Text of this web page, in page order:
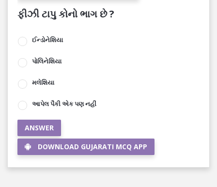
ફીઝી ટાપુ કોનો ભાગ છે ?
ઈન્ડોનેશિયા
પોલિનેશિયા
મલેશિયા
આપેલ પૈકી એક પણ નહીં
ANSWER
DOWNLOAD GUJARATI MCQ APP